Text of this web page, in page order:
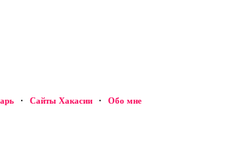
· Сайты Хакасии · Обо мне